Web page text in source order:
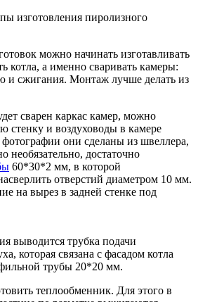
изготовления пиролизного
можно начинать изготавливать
котла, а именно сваривать камеры:
сжигания. Монтаж лучше делать из
сварен каркас камер, можно
стенку и воздуховоды в камере
они сделаны из швеллера,
необязательно, достаточно
60*30*2 мм, в которой
отверстий диаметром 10 мм.
на вырез в задней стенке под
выводится трубка подачи
которая связана с фасадом котла
трубы 20*20 мм.
теплообменник. Для этого в